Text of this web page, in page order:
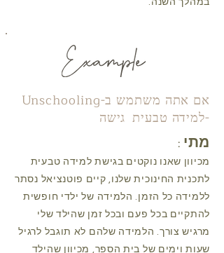
במהלך השנה.
אם אתה משתמש ב-Unschooling
-למידה טבעית גישה
מתי :
מכיוון שאנו נוקטים בגישת למידה טבעית
לתכנית החינוכית שלנו, קיים פוטנציאל נסתר
ללמידה כל הזמן. הלמידה של ילדי חופשית
להתקיים בכל פעם ובכל זמן שהילד שלי
מרגיש צורך. הלמידה שלהם לא תוגבל לרגיל
שעות וימים של בית הספר, מכיוון שהילד